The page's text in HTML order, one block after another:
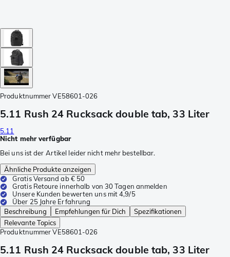
Produktnummer VE58601-026
5.11 Rush 24 Rucksack double tab, 33 Liter
5.11
Nicht mehr verfügbar
Bei uns ist der Artikel leider nicht mehr bestellbar.
Ähnliche Produkte anzeigen
Gratis Versand ab € 50
Gratis Retoure innerhalb von 30 Tagen anmelden
Unsere Kunden bewerten uns mit 4,9/5
Über 25 Jahre Erfahrung
Beschreibung
Empfehlungen für Dich
Spezifikationen
Relevante Topics
Produktnummer VE58601-026
5.11 Rush 24 Rucksack double tab, 33 Liter